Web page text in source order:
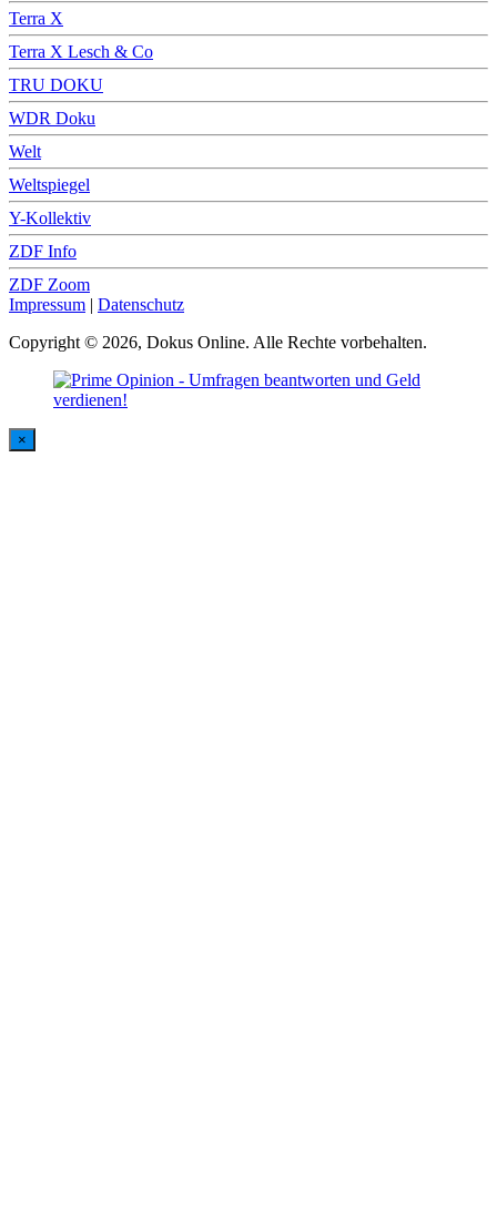
Terra X
Terra X Lesch & Co
TRU DOKU
WDR Doku
Welt
Weltspiegel
Y-Kollektiv
ZDF Info
ZDF Zoom
Impressum | Datenschutz
Copyright © 2026, Dokus Online. Alle Rechte vorbehalten.
×